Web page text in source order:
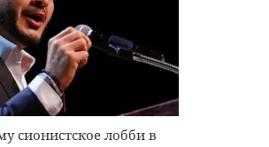
сионистское лобби в